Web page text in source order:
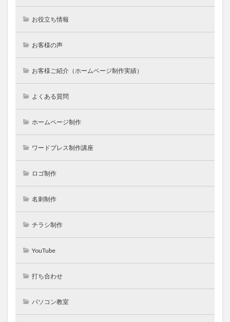
お役立ち情報
お客様の声
お客様ご紹介（ホームページ制作実績）
よくある質問
ホームページ制作
ワードプレス制作講座
ロゴ制作
名刺制作
チラシ制作
YouTube
打ち合わせ
パソコン教室